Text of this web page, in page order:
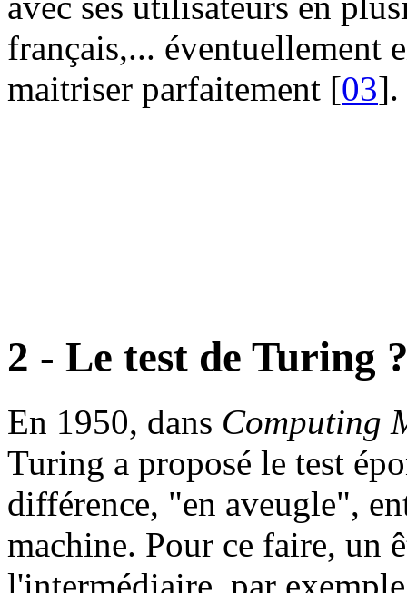
français,... éventuellement
maitriser parfaitement [03].
2 - Le test de Turing
En 1950, dans Computing
Turing a proposé le test
différence, "en aveugle",
machine. Pour ce faire, un
l'intermédiaire, par